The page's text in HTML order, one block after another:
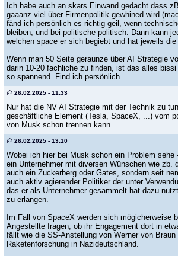
Ich habe auch an skars Einwand gedacht dass
gaaanz viel über Firmenpolitik gewhined wird
fänd ich persönlich es richtig geil, wenn
bleiben, und bei politische politisch. Dann kann
welchen space er sich begiebt und hat jeweils die
Wenn man 50 Seite geraunze über AI Strategie
darin 10-20 fachliche zu finden, ist das alles
so spannend. Find ich persönlich.
26.02.2025 - 11:33
Nur hat die NV AI Strategie mit der Technik zu
geschäftliche Element (Tesla, SpaceX, ...) vom
von Musk schon trennen kann.
26.02.2025 - 13:10
Wobei ich hier bei Musk schon ein Problem sehe
ein Unternehmer mit diversen Wünschen wie zb.
auch ein Zuckerberg oder Gates, sondern seit
auch aktiv agierender Politiker der unter
das er als Unternehmer gesammelt hat dazu
zu erlangen.
Im Fall von SpaceX werden sich mögicherweise
Angestellte fragen, ob ihr Engagement dort in
fällt wie die SS-Anstellung von Werner von Braun
Raketenforschung in Nazideutschland.